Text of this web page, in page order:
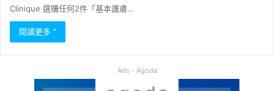
Clinique 選購任何2件「基本護膚…
閱讀更多 ”
Ads - Agoda